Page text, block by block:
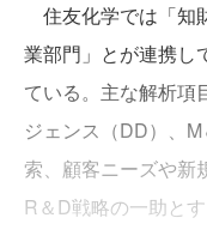
住友化学では「知
業部門」とが連携し
ている。主な解析項
ジェンス（DD）、
索、顧客ニーズや新
R＆D戦略の一助と